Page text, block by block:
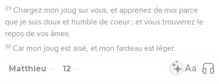
29 Chargez mon joug sur vous, et apprenez de moi parce
que je suis doux et humble de coeur ; et vous trouverez le
repos de vos âmes.
30 Car mon joug est aisé, et mon fardeau est léger.
Matthieu 12